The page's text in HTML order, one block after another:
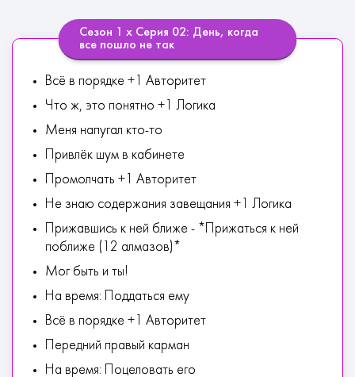
Сезон 1 х Серия 02: День, когда
все пошло не так
Всё в порядке +1 Авторитет
Что ж, это понятно +1 Логика
Меня напугал кто-то
Привлёк шум в кабинете
Промолчать +1 Авторитет
Не знаю содержания завещания +1 Логика
Прижавшись к ней ближе - *Прижаться к ней
поближе (12 алмазов)*
Мог быть и ты!
На время: Поддаться ему
Всё в порядке +1 Авторитет
Передний правый карман
На время: Поцеловать его